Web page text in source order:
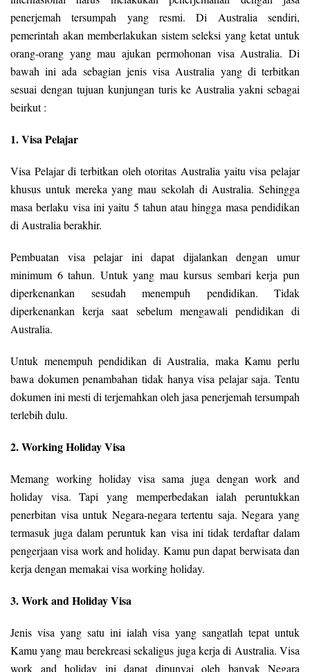
penerjemah tersumpah yang resmi. Di Australia sendiri,
pemerintah akan memberlakukan sistem seleksi yang ketat untuk
orang-orang yang mau ajukan permohonan visa Australia. Di
bawah ini ada sebagian jenis visa Australia yang di terbitkan
sesuai dengan tujuan kunjungan turis ke Australia yakni sebagai
beirkut :
1. Visa Pelajar
Visa Pelajar di terbitkan oleh otoritas Australia yaitu visa pelajar
khusus untuk mereka yang mau sekolah di Australia. Sehingga
masa berlaku visa ini yaitu 5 tahun atau hingga masa pendidikan
di Australia berakhir.
Pembuatan visa pelajar ini dapat dijalankan dengan umur
minimum 6 tahun. Untuk yang mau kursus sembari kerja pun
diperkenankan sesudah menempuh pendidikan. Tidak
diperkenankan kerja saat sebelum mengawali pendidikan di
Australia.
Untuk menempuh pendidikan di Australia, maka Kamu perlu
bawa dokumen penambahan tidak hanya visa pelajar saja. Tentu
dokumen ini mesti di terjemahkan oleh jasa penerjemah tersumpah
terlebih dulu.
2. Working Holiday Visa
Memang working holiday visa sama juga dengan work and
holiday visa. Tapi yang memperbedakan ialah peruntukkan
penerbitan visa untuk Negara-negara tertentu saja. Negara yang
termasuk juga dalam peruntuk kan visa ini tidak terdaftar dalam
pengerjaan visa work and holiday. Kamu pun dapat berwisata dan
kerja dengan memakai visa working holiday.
3. Work and Holiday Visa
Jenis visa yang satu ini ialah visa yang sangatlah tepat untuk
Kamu yang mau berekreasi sekaligus juga kerja di Australia. Visa
work and holiday ini dapat dipunyai oleh banyak Negara